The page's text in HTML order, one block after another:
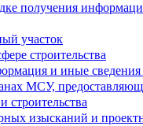
получения
участок
строительства
и иные сведения
МСУ,
строительства
изысканий и